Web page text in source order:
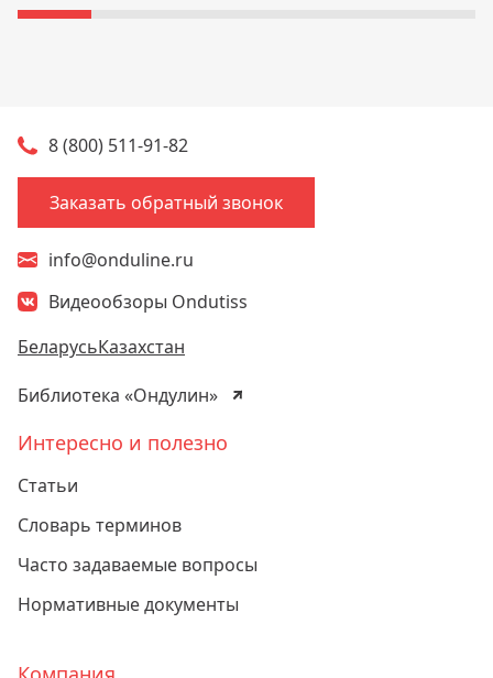
8 (800) 511-91-82
Заказать обратный звонок
info@onduline.ru
Видеообзоры Ondutiss
БеларусьКазахстан
Библиотека «Ондулин»
Интересно и полезно
Статьи
Словарь терминов
Часто задаваемые вопросы
Нормативные документы